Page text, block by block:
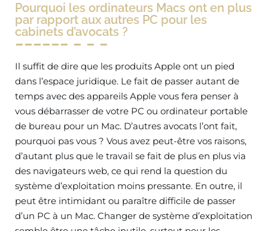
Pourquoi les ordinateurs Macs ont en plus
par rapport aux autres PC pour les
cabinets d’avocats ?
Il suffit de dire que les produits Apple ont un pied
dans l’espace juridique. Le fait de passer autant de
temps avec des appareils Apple vous fera penser à
vous débarrasser de votre PC ou ordinateur portable
de bureau pour un Mac. D’autres avocats l’ont fait,
pourquoi pas vous ? Vous avez peut-être vos raisons,
d’autant plus que le travail se fait de plus en plus via
des navigateurs web, ce qui rend la question du
système d’exploitation moins pressante. En outre, il
peut être intimidant ou paraître difficile de passer
d’un PC à un Mac. Changer de système d’exploitation